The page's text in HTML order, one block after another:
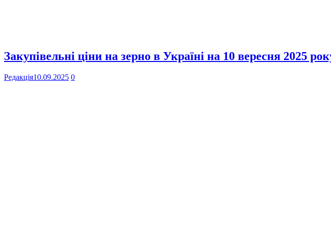
Закупівельні ціни на зерно в Україні на 10 вересня 2025
Редакція10.09.2025 0